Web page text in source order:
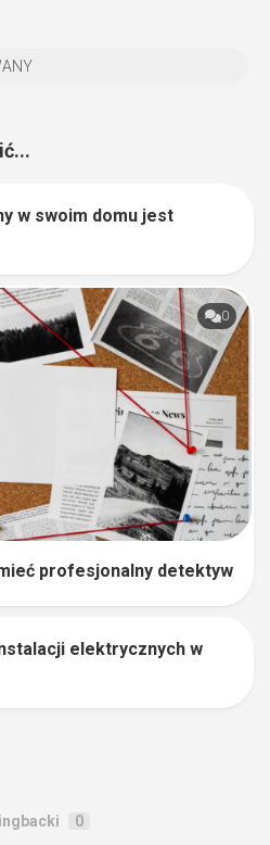
w swoim domu jest
0
profesjonalny detektyw
elektrycznych w
0